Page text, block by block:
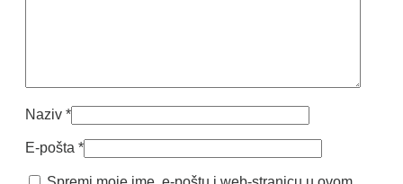
Naziv *
E-pošta *